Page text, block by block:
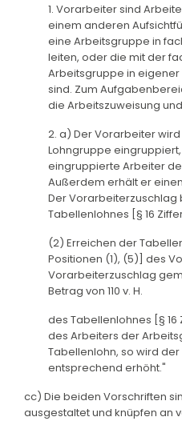
1. Vorarbeiter sind
einem anderen
eine Arbeitsgruppe in
leiten, oder die mit der
Arbeitsgruppe in
sind. Zum
die Arbeitszuweisung
2. a) Der Vorarbeiter
Lohngruppe
eingruppierte Arbeiter
Außerdem erhält er
Der Vorarbeiterzuschlag
Tabellenlohnes [§ 16
(2) Erreichen der
Positionen (1), (5)] des
Vorarbeiterzuschlag
Betrag von 110 v. H.
des Tabellenlohnes [§ 16
des Arbeiters der
Tabellenlohn, so wird
entsprechend erhöht."
cc) Die beiden Vorschriften
ausgestaltet und knüpfen an